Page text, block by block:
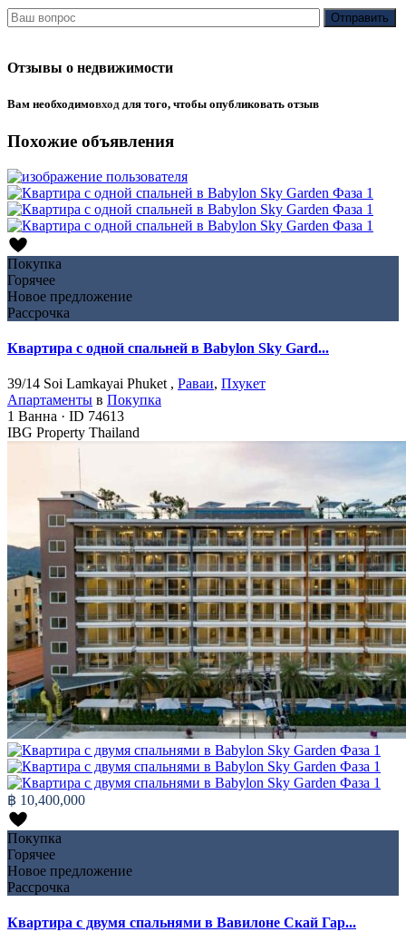
Отзывы о недвижимости
Вам необходимовход для того, чтобы опубликовать отзыв
Похожие объявления
Покупка
Горячее
Новое предложение
Рассрочка
Квартира с одной спальней в Babylon Sky Gard...
39/14 Soi Lamkayai Phuket , Раваи, Пхукет
Апартаменты в Покупка
1 Ванна · ID 74613
IBG Property Thailand
฿ 10,400,000
Покупка
Горячее
Новое предложение
Рассрочка
Квартира с двумя спальнями в Вавилоне Скай Гар...